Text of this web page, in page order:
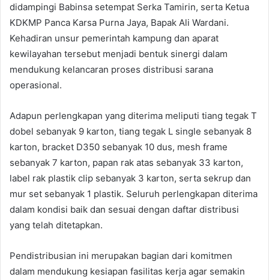
didampingi Babinsa setempat Serka Tamirin, serta Ketua
KDKMP Panca Karsa Purna Jaya, Bapak Ali Wardani.
Kehadiran unsur pemerintah kampung dan aparat
kewilayahan tersebut menjadi bentuk sinergi dalam
mendukung kelancaran proses distribusi sarana
operasional.
Adapun perlengkapan yang diterima meliputi tiang tegak T
dobel sebanyak 9 karton, tiang tegak L single sebanyak 8
karton, bracket D350 sebanyak 10 dus, mesh frame
sebanyak 7 karton, papan rak atas sebanyak 33 karton,
label rak plastik clip sebanyak 3 karton, serta sekrup dan
mur set sebanyak 1 plastik. Seluruh perlengkapan diterima
dalam kondisi baik dan sesuai dengan daftar distribusi
yang telah ditetapkan.
Pendistribusian ini merupakan bagian dari komitmen
dalam mendukung kesiapan fasilitas kerja agar semakin